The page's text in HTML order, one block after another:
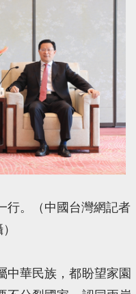
行。（中國台灣網記者
中華民族，都盼望家園